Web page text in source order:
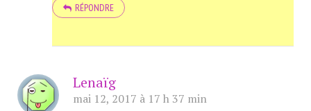
RÉPONDRE
Lenaïg
mai 12, 2017 à 17 h 37 min